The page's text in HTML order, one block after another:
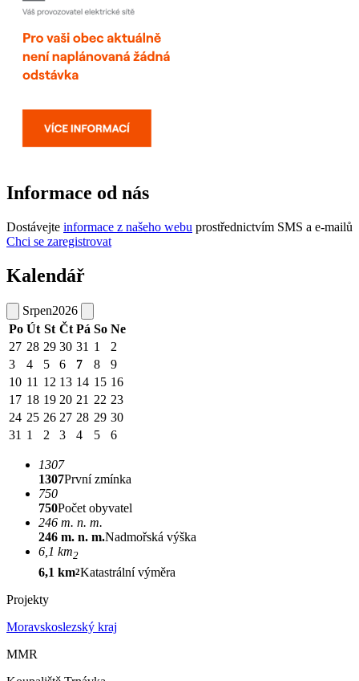
Informace od nás
Dostávejte informace z našeho webu prostřednictvím SMS a e-mailů
Chci se zaregistrovat
Kalendář
Srpen2026
Po Út St Čt Pá So Ne
27 28 29 30 31 1
2
3
4 5 6 7 8
9
10 11 12 13 14 15 16
17 18 19 20 21 22 23
24 25 26 27 28 29 30
31 1 2 3 4 5 6
1307
1307První zmínka
750
750Počet obyvatel
246 m. n. m.
246 m. n. m.Nadmořská výška
6,1 km2
6,1 km2Katastrální výměra
Projekty
Moravskoslezský kraj
MMR